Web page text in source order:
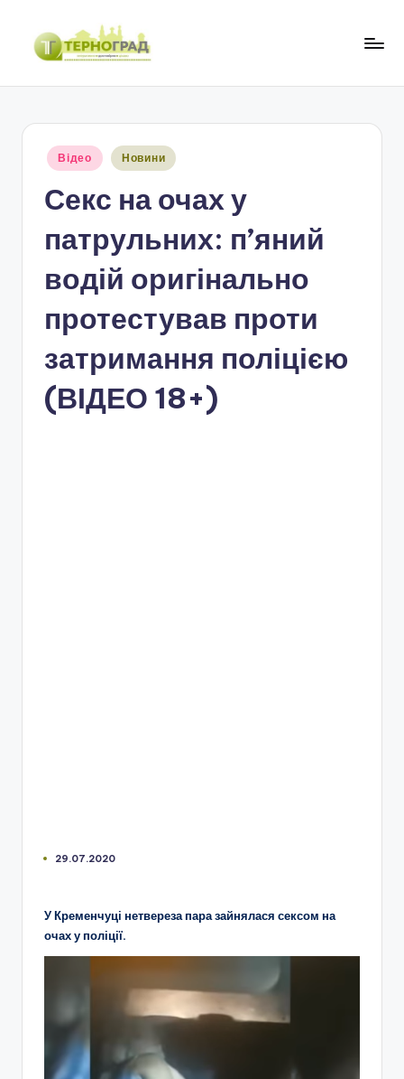
Перейти
Опубліковано
Відео Новини
Секс на очах у
патрульних: п’яний
водій оригінально
протестував проти
затримання поліцією
(ВІДЕО 18+)
29.07.2020
У Кременчуці нетвереза пара зайнялася сексом на
очах у поліції.